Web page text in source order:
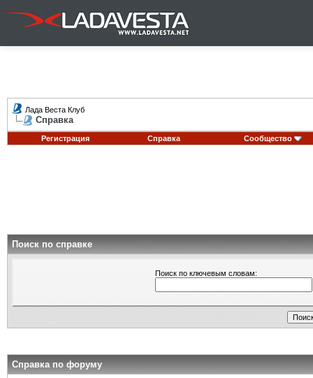
Лада Веста Клуб
Справка
Регистрация Справка Сообщество
Поиск по справке
Поиск по ключевым словам:
Справка по форуму